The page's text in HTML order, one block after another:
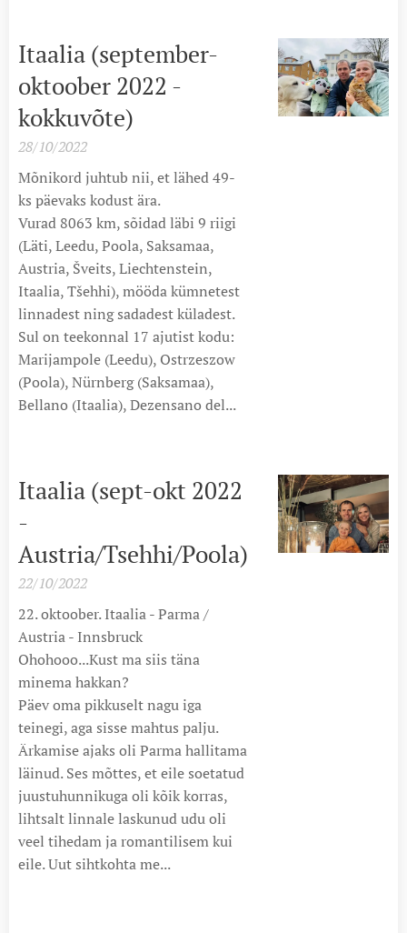
Itaalia (september-
oktoober 2022 -
kokkuvõte)
28/10/2022
Mõnikord juhtub nii, et lähed 49-
ks päevaks kodust ära.
Vurad 8063 km, sõidad läbi 9 riigi
(Läti, Leedu, Poola, Saksamaa,
Austria, Šveits, Liechtenstein,
Itaalia, Tšehhi), mööda kümnetest
linnadest ning sadadest küladest.
Sul on teekonnal 17 ajutist kodu:
Marijampole (Leedu), Ostrzeszow
(Poola), Nürnberg (Saksamaa),
Bellano (Itaalia), Dezensano del...
Itaalia (sept-okt 2022
-
Austria/Tsehhi/Poola)
22/10/2022
22. oktoober. Itaalia - Parma /
Austria - Innsbruck
Ohohooo...Kust ma siis täna
minema hakkan?
Päev oma pikkuselt nagu iga
teinegi, aga sisse mahtus palju.
Ärkamise ajaks oli Parma hallitama
läinud. Ses mõttes, et eile soetatud
juustuhunnikuga oli kõik korras,
lihtsalt linnale laskunud udu oli
veel tihedam ja romantilisem kui
eile. Uut sihtkohta me...